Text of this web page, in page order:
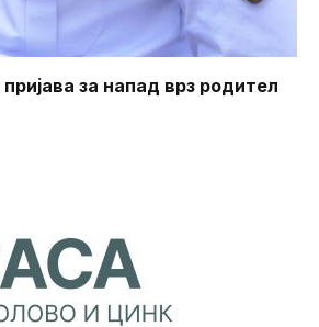
за напад врз родител